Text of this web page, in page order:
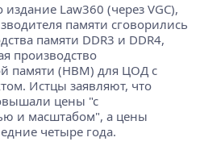
Law360 (через VGC),
памяти сговорились
памяти DDR3 и DDR4,
производство
памяти (HBM) для ЦОД с
Истцы заявляют, что
цены "с
и масштабом", а цены
четыре года.